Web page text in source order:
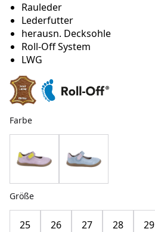
Rauleder
Lederfutter
herausn. Decksohle
Roll-Off System
LWG
Farbe
Größe
25 26 27 28 29